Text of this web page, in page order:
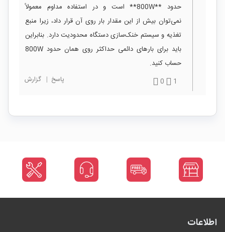
حدود **800W** است و در استفاده مداوم معمولاً
نمی‌توان بیش از این مقدار بار روی آن قرار داد، زیرا منبع
تغذیه و سیستم خنک‌سازی دستگاه محدودیت دارد. بنابراین
باید برای بارهای دائمی حداکثر روی همان حدود 800W
حساب کنید.
1
0 پاسخ | گزارش
اطلاعات